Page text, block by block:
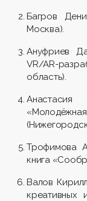
Багров
Москва).
Ануфриев
VR/AR-
область).
Трофимова
книга
Валов
креативных